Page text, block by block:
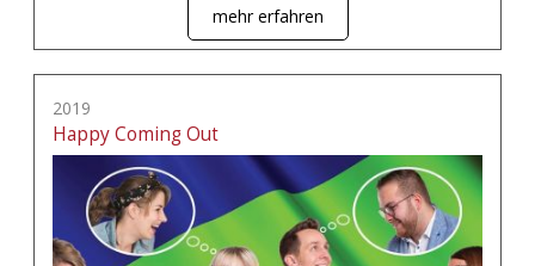
mehr erfahren
2019
Happy Coming Out